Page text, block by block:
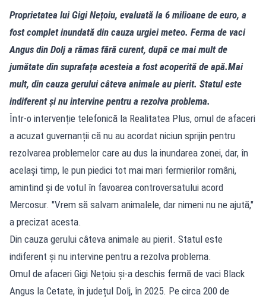
Proprietatea lui Gigi Nețoiu, evaluată la 6 milioane de euro, a
fost complet inundată din cauza urgiei meteo. Ferma de vaci
Angus din Dolj a rămas fără curent, după ce mai mult de
jumătate din suprafața acesteia a fost acoperită de apă.Mai
mult, din cauza gerului câteva animale au pierit. Statul este
indiferent și nu intervine pentru a rezolva problema.
Într-o intervenție telefonică la Realitatea Plus, omul de afaceri
a acuzat guvernanții că nu au acordat niciun sprijin pentru
rezolvarea problemelor care au dus la inundarea zonei, dar, în
același timp, le pun piedici tot mai mari fermierilor români,
amintind și de votul în favoarea controversatului acord
Mercosur. "Vrem să salvam animalele, dar nimeni nu ne ajută,"
a precizat acesta.
Din cauza gerului câteva animale au pierit. Statul este
indiferent și nu intervine pentru a rezolva problema.
Omul de afaceri Gigi Nețoiu și-a deschis fermă de vaci Black
Angus la Cetate, în județul Dolj, în 2025. Pe circa 200 de